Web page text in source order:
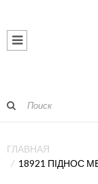
ГЛАВНАЯ
18921 ПІДНОС